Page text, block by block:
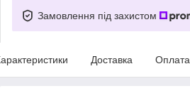
Замовлення під захистом
Доставка Оплата